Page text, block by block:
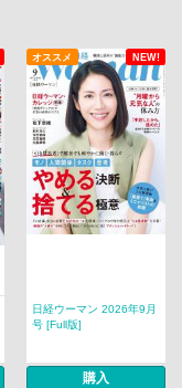
NEW!
オススメ
日経ウーマン 2026年9月
号 [Full版]
購入